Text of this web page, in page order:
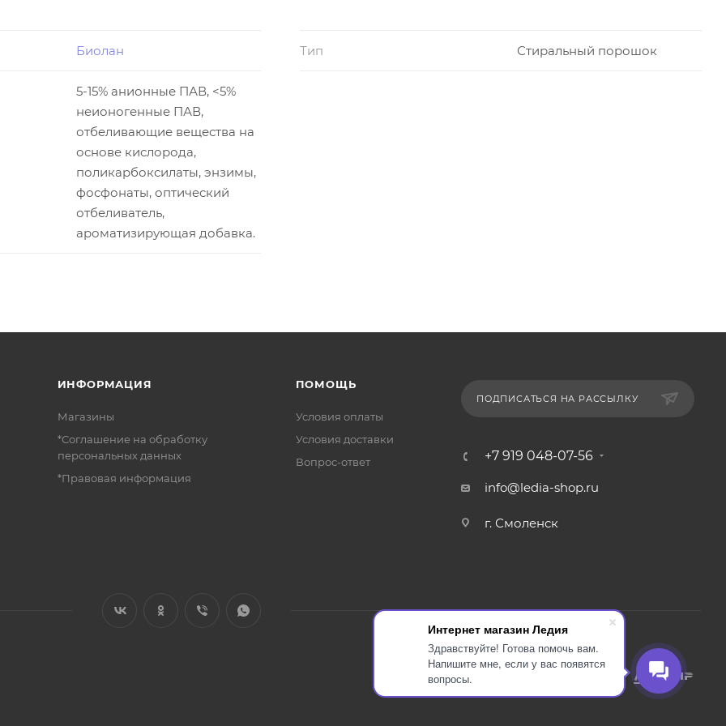
Интернет магазин Ледия
Здравствуйте! Готова помочь вам.
Напишите мне, если у вас появятся
вопросы.
Биолан Тип Стиральный порошок
5-15% анионные ПАВ, <5%
неионогенные ПАВ,
отбеливающие вещества на
основе кислорода,
поликарбоксилаты, энзимы,
фосфонаты, оптический
отбеливатель,
ароматизирующая добавка.
ИНФОРМАЦИЯ
Магазины
*Соглашение на обработку
персональных данных
*Правовая информация
ПОМОЩЬ
Условия оплаты
Условия доставки
Вопрос-ответ
ПОДПИСАТЬСЯ НА РАССЫЛКУ
+7 919 048-07-56
info@ledia-shop.ru
г. Смоленск